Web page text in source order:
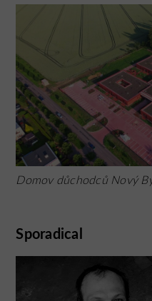
Domov důchodců Nový
Sporadical